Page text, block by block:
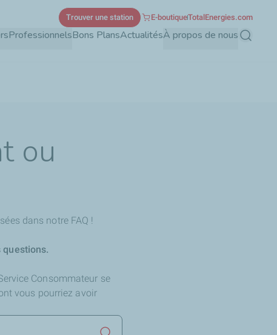
ProfessionnelsBons PlansActualitésÀ propos de nous
Trouver une station E-boutiqueTotalEnergies.com
ou
dans notre FAQ !
Consommateur se
vous pourriez avoir